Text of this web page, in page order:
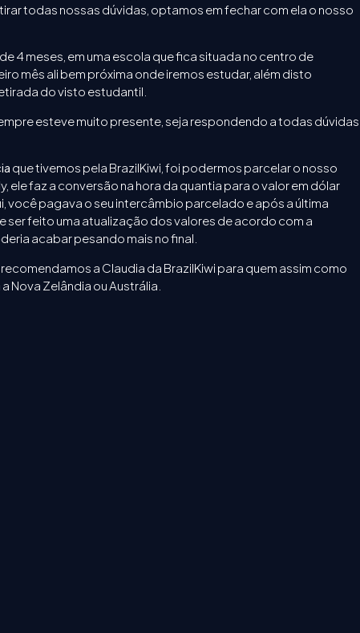
todas nossas dúvidas, optamos em fechar com ela o nosso
4 meses, em uma escola que fica situada no centro de
mês ali bem próxima onde iremos estudar, além disto
do visto estudantil.
esteve muito presente, seja respondendo a todas dúvidas
que tivemos pela BrazilKiwi, foi podermos parcelar o nosso
faz a conversão na hora da quantia para o valor em dólar
você pagava o seu intercâmbio parcelado e após a última
ser feito uma atualização dos valores de acordo com a
acabar pesando mais no final.
a Claudia da BrazilKiwi para quem assim como
Nova Zelândia ou Austrália.